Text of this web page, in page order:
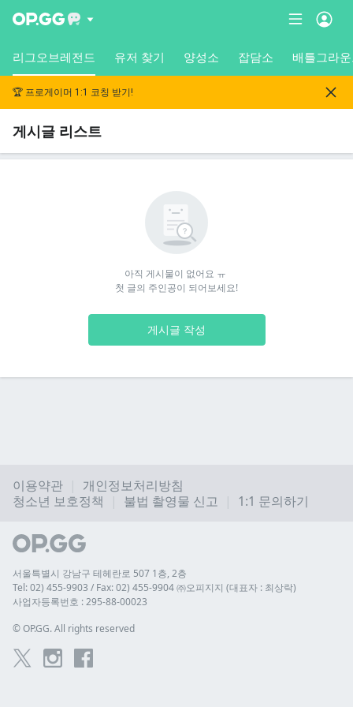
리그오브레전드 유저 찾기 양성소 잡담소 배틀그라
🏆 프로게이머 1:1 코칭 받기!
게시글 리스트
아직 게시물이 없어요 ㅠ
첫 글의 주인공이 되어보세요!
게시글 작성
이용약관
개인정보처리방침
청소년 보호정책
불법 촬영물 신고 1:1 문의하기
서울특별시 강남구 테헤란로 507 1층, 2층
Tel: 02) 455-9903 / Fax: 02) 455-9904 ㈜오피지지 (대표자 : 최상락)
사업자등록번호 : 295-88-00023
© OP.GG. All rights reserved